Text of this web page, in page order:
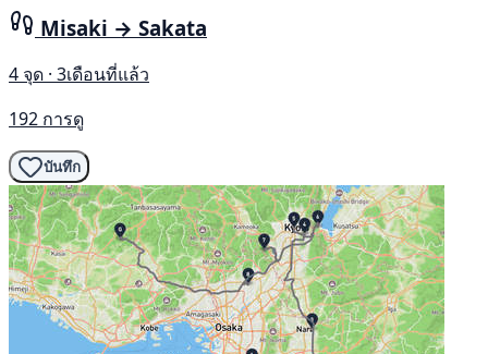
Misaki → Sakata
4 จุด · 3เดือนที่แล้ว
192 การดู
บันทึก